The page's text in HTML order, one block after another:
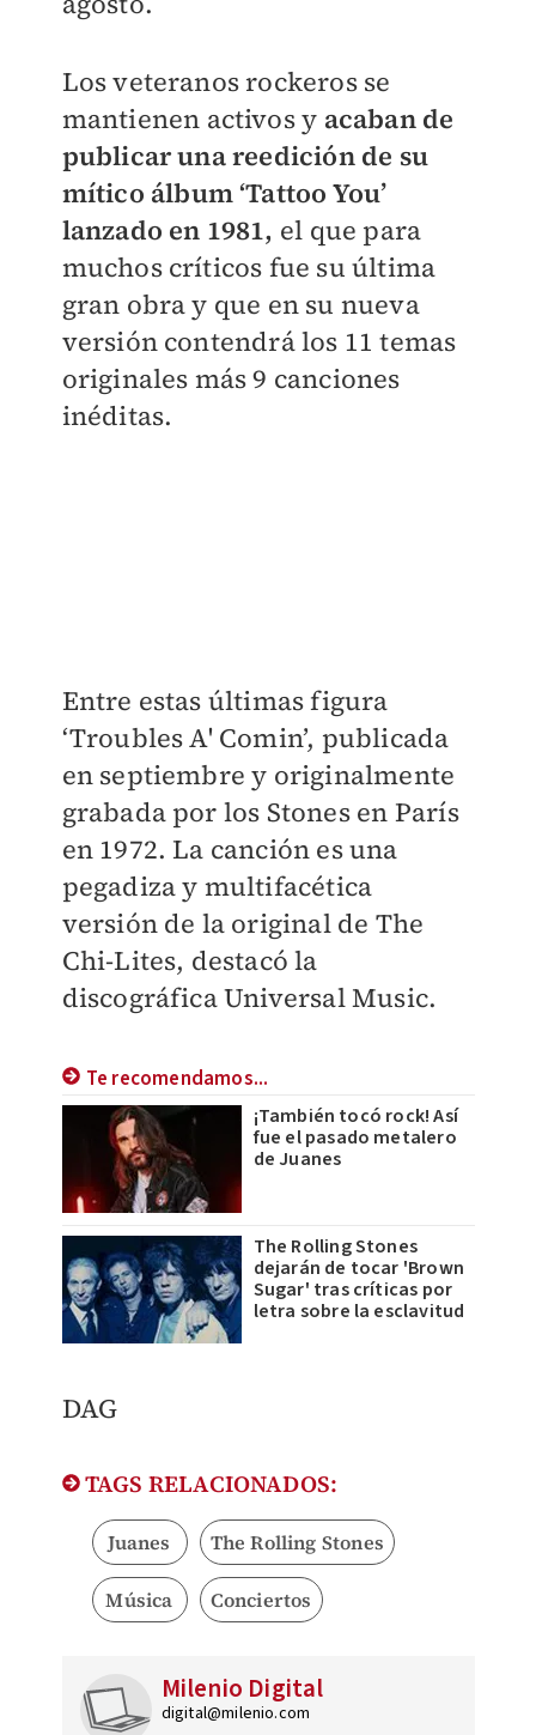
Los veteranos rockeros se
mantienen activos y acaban de
publicar una reedición de su
mítico álbum ‘Tattoo You’
lanzado en 1981, el que para
muchos críticos fue su última
gran obra y que en su nueva
versión contendrá los 11 temas
originales más 9 canciones
inéditas.
Entre estas últimas figura
‘Troubles A' Comin’, publicada
en septiembre y originalmente
grabada por los Stones en París
en 1972. La canción es una
pegadiza y multifacética
versión de la original de The
Chi-Lites, destacó la
discográfica Universal Music.
Te recomendamos...
¡También tocó rock! Así
fue el pasado metalero
de Juanes
The Rolling Stones
dejarán de tocar 'Brown
Sugar' tras críticas por
letra sobre la esclavitud
DAG
TAGS RELACIONADOS:
Juanes The Rolling Stones
Música Conciertos
Milenio Digital
digital@milenio.com